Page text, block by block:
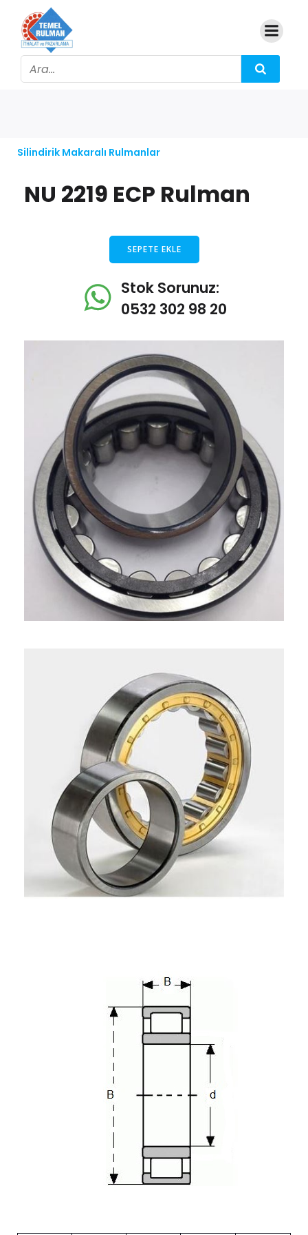
Silindirik Makaralı Rulmanlar
NU 2219 ECP Rulman
SEPETE EKLE
Stok Sorunuz:
0532 302 98 20